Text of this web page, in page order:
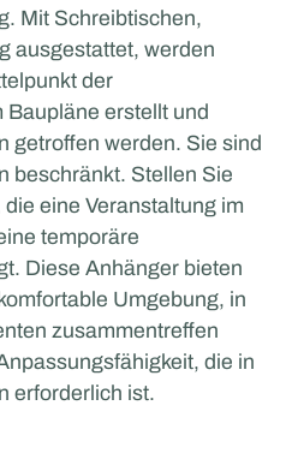
Mit Schreibtischen,
ausgestattet, werden
der
Baupläne erstellt und
getroffen werden. Sie sind
beschränkt. Stellen Sie
eine Veranstaltung im
temporäre
Diese Anhänger bieten
Umgebung, in
zusammentreffen
die in
erforderlich ist.